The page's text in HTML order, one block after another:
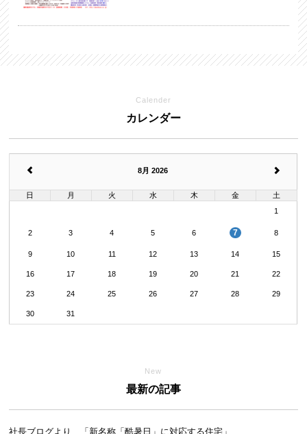
Calender
カレンダー
8月 2026
日 月 火 水 木 金
土
1
2 3 4 5 6 7 8
9 10 11 12 13 14 15
16 17 18 19 20 21 22
23 24 25 26 27 28 29
30 31
New
最新の記事
社長ブログより 「新名称「酷暑日」に対応する住宅」